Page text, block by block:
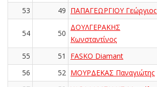
53 49 ΠΑΠΑΓΕΩΡΓΙΟΥ Γεώργιος
54 50
ΔΟΥΛΓΕΡΑΚΗΣ
Κωνσταντίνος
55 51 FASKO Diamant
56
52 ΜΟΥΡΔΕΚΑΣ Παναγιώτης